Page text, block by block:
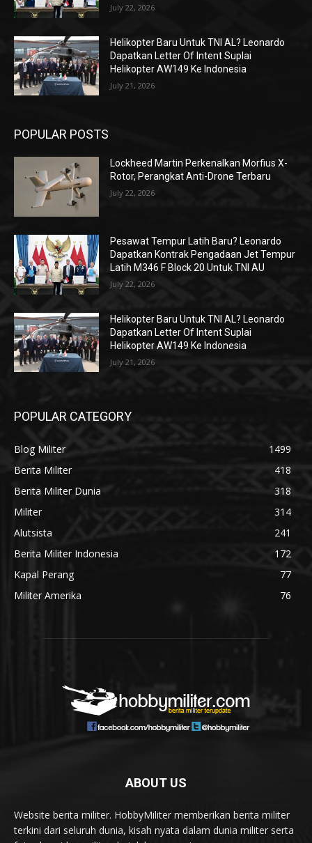
July 22, 2026
Helikopter Baru Untuk TNI AL? Leonardo
Dapatkan Letter Of Intent Suplai
Helikopter AW149 Ke Indonesia
July 21, 2026
POPULAR POSTS
Lockheed Martin Perkenalkan Morfius X-
Rotor, Perangkat Anti-Drone Terbaru
July 22, 2026
Pesawat Tempur Latih Baru? Leonardo
Dapatkan Kontrak Pengadaan Jet Tempur
Latih M346 F Block 20 Untuk TNI AU
July 22, 2026
Helikopter Baru Untuk TNI AL? Leonardo
Dapatkan Letter Of Intent Suplai
Helikopter AW149 Ke Indonesia
July 21, 2026
POPULAR CATEGORY
Blog Militer
1499
Berita Militer
418
Berita Militer Dunia
318
Militer
314
Alutsista
241
Berita Militer Indonesia
172
Kapal Perang
77
Militer Amerika
76
ABOUT US
Website berita militer. HobbyMiliter memberikan berita militer
terkini dari seluruh dunia, kisah nyata dalam dunia militer serta